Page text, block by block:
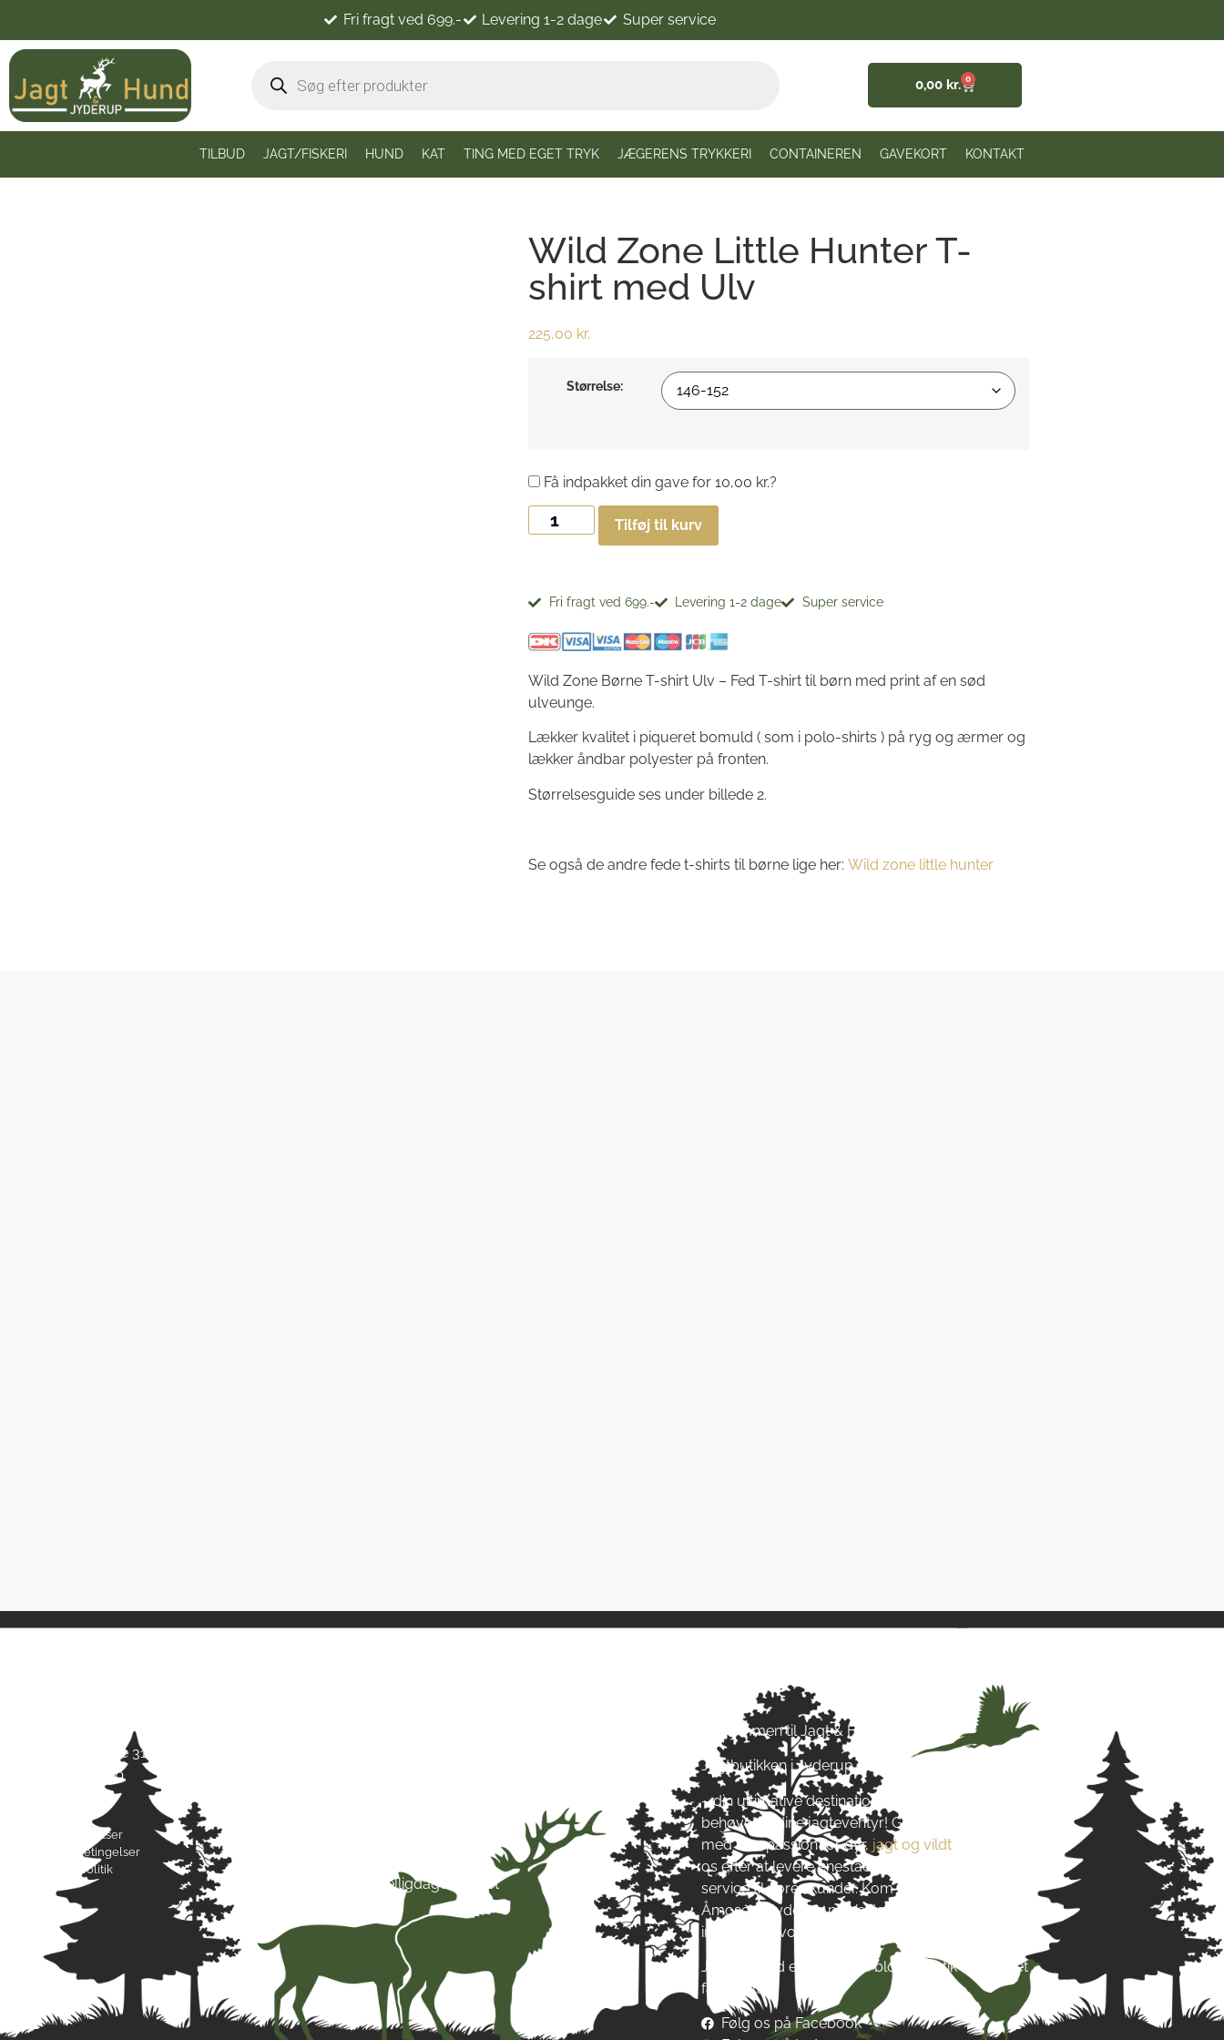
Fri fragt ved 699.- Levering 1-2 dage Super service
0,00 kr. 0
TILBUD JAGT/FISKERI HUND KAT TING MED EGET TRYK JÆGERENS TRYKKERI CONTAINEREN GAVEKORT KONTAKT
Wild Zone Little Hunter T-
shirt med Ulv
225,00 kr.
Størrelse:
Tilføj til kurv
Få indpakket din gave for 10,00 kr.?
Fri fragt ved 699.- Levering 1-2 dage Super service
Wild Zone Børne T-shirt Ulv – Fed T-shirt til børn med print af en sød
ulveunge.
Lækker kvalitet i piqueret bomuld ( som i polo-shirts ) på ryg og ærmer og
lækker åndbar polyester på fronten.
Størrelsesguide ses under billede 2.
Se også de andre fede t-shirts til børne lige her: Wild zone little hunter
Skarridsøgade 31 B
4450 Jyderup
Byttebetingelser
Handelsbetingelser
Privatlivspolitik
Helligdage: Lukket
Om Jagt & Hund
Velkommen til Jagt & Hund
Jagtbutikken i Jyderup
– din ultimative destination for alt, hvad du
behøver til dine jagteventyr! Grundlagt i 2016
med stor passion for dyr, jagt og vildt. Vi stræber
os efter at levere enestående produkter og
service til vores kunder. Kom og besøg os tæt på
Åmosen i Jyderup på Vestsjælland og lad dig
inspirere af vores passion.
Jagt & Hund er mere end blot en butik – det er et
fællesskab!
Følg os på Facebook